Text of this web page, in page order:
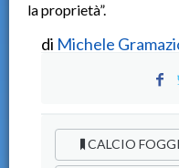
la proprietà”.
di Michele
CALCIO